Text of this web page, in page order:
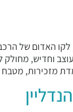
בגמר מעוצב וחדיש,
מזכירות, מטבח